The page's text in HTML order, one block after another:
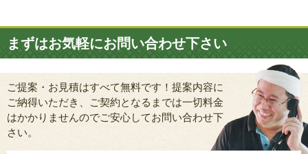
まずはお気軽にお問い合わせ下さい
ご提案・お見積はすべて無料です！提案内容に
ご納得いただき、ご契約となるまでは一切料金
はかかりませんのでご安心してお問い合わせ下
さい。